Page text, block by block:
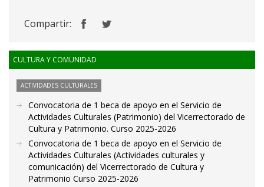
Compartir:
CULTURA Y COMUNIDAD
ACTIVIDADES CULTURALES
Convocatoria de 1 beca de apoyo en el Servicio de
Actividades Culturales (Patrimonio) del Vicerrectorado de
Cultura y Patrimonio. Curso 2025-2026
Convocatoria de 1 beca de apoyo en el Servicio de
Actividades Culturales (Actividades culturales y
comunicación) del Vicerrectorado de Cultura y
Patrimonio Curso 2025-2026